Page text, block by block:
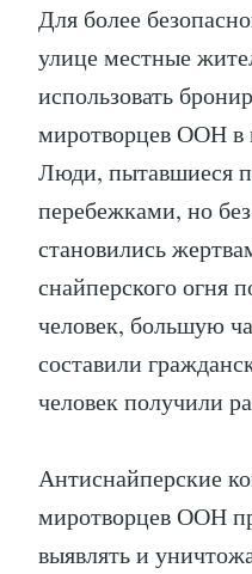
Для более
улице местные
использовать
миротворцев ООН в
Люди, пытавшиеся
перебежками, но
становились
снайперского огня
человек, большую
составили
человек получили
Антиснайперские
миротворцев ООН
выявлять и